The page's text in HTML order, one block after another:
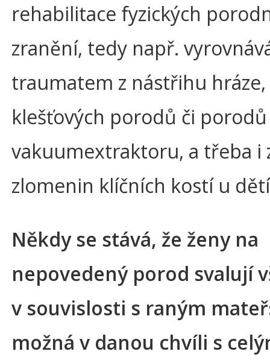
rehabilitace fyzických
zranění, tedy např.
traumatem z nástřihu hráze,
klešťových porodů či
vakuumextraktoru, a třeba i
zlomenin klíčních kostí u
Někdy se stává, že ženy na
nepovedený porod svalují
v souvislosti s raným
možná v danou chvíli s